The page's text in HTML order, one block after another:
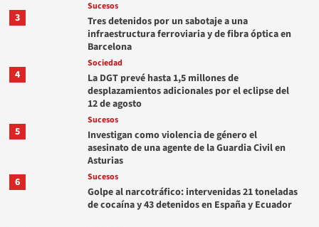
3
Sucesos
Tres detenidos por un sabotaje a una
infraestructura ferroviaria y de fibra óptica en
Barcelona
4
Sociedad
La DGT prevé hasta 1,5 millones de
desplazamientos adicionales por el eclipse del
12 de agosto
5
Sucesos
Investigan como violencia de género el
asesinato de una agente de la Guardia Civil en
Asturias
6
Sucesos
Golpe al narcotráfico: intervenidas 21 toneladas
de cocaína y 43 detenidos en España y Ecuador